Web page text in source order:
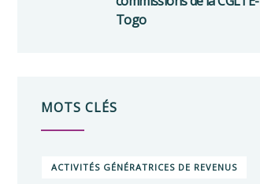
Togo
MOTS CLÉS
ACTIVITÉS GÉNÉRATRICES DE REVENUS